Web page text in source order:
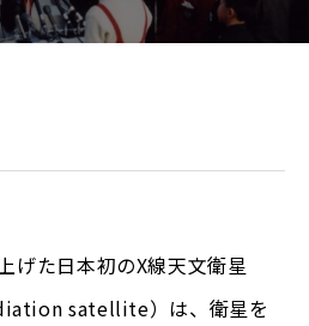
げた日本初のX線天文衛星
satellite）は、衛星を